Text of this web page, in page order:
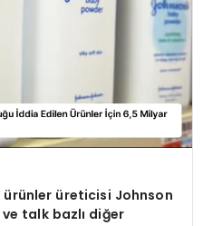
ürünler üreticisi Johnson
talk bazlı diğer